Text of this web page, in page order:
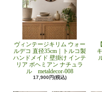
ヴィンテージキリム ウォー
ルデコ 直径35cm｜トルコ製
ハンドメイド 壁掛け インテ
リア ボヘミアン ナチュラ
ル metaldecor-008
17,900円(税込)